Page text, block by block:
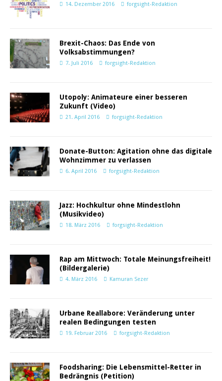
14. Dezember 2016 forgsight-Redaktion
Brexit-Chaos: Das Ende von
Volksabstimmungen?
7. Juli 2016 forgsight-Redaktion
Utopoly: Animateure einer besseren
Zukunft (Video)
21. April 2016 forgsight-Redaktion
Donate-Button: Agitation ohne das digitale
Wohnzimmer zu verlassen
6. April 2016 forgsight-Redaktion
Jazz: Hochkultur ohne Mindestlohn
(Musikvideo)
18. März 2016 forgsight-Redaktion
Rap am Mittwoch: Totale Meinungsfreiheit!
(Bildergalerie)
4. März 2016 Kamuran Sezer
Urbane Reallabore: Veränderung unter
realen Bedingungen testen
19. Februar 2016 forgsight-Redaktion
Foodsharing: Die Lebensmittel-Retter in
Bedrängnis (Petition)